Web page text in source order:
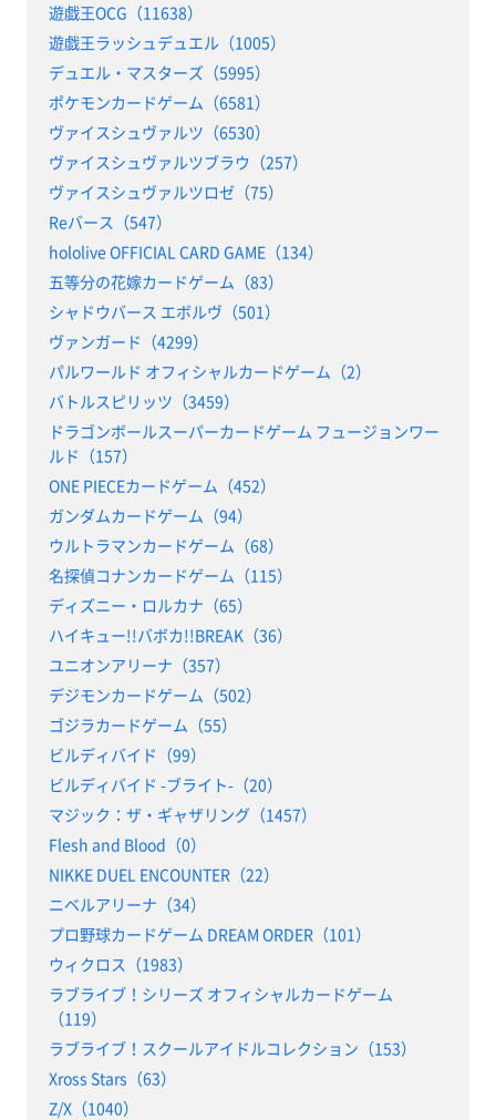
遊戯王OCG（11638）
遊戯王ラッシュデュエル（1005）
デュエル・マスターズ（5995）
ポケモンカードゲーム（6581）
ヴァイスシュヴァルツ（6530）
ヴァイスシュヴァルツブラウ（257）
ヴァイスシュヴァルツロゼ（75）
Reバース（547）
hololive OFFICIAL CARD GAME（134）
五等分の花嫁カードゲーム（83）
シャドウバース エボルヴ（501）
ヴァンガード（4299）
パルワールド オフィシャルカードゲーム（2）
バトルスピリッツ（3459）
ドラゴンボールスーパーカードゲーム フュージョンワー
ルド（157）
ONE PIECEカードゲーム（452）
ガンダムカードゲーム（94）
ウルトラマンカードゲーム（68）
名探偵コナンカードゲーム（115）
ディズニー・ロルカナ（65）
ハイキュー!!バボカ!!BREAK（36）
ユニオンアリーナ（357）
デジモンカードゲーム（502）
ゴジラカードゲーム（55）
ビルディバイド（99）
ビルディバイド -ブライト-（20）
マジック：ザ・ギャザリング（1457）
Flesh and Blood（0）
NIKKE DUEL ENCOUNTER（22）
ニベルアリーナ（34）
プロ野球カードゲーム DREAM ORDER（101）
ウィクロス（1983）
ラブライブ！シリーズ オフィシャルカードゲーム
（119）
ラブライブ！スクールアイドルコレクション（153）
Xross Stars（63）
Z/X（1040）